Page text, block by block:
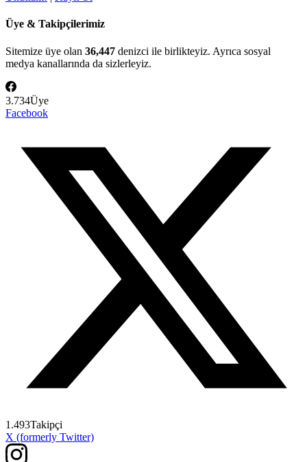
Üye & Takipçilerimiz
Sitemize üye olan 36,447 denizci ile birlikteyiz. Ayrıca sosyal
medya kanallarında da sizlerleyiz.
3.734Üye
Facebook
1.493Takipçi
X (formerly Twitter)